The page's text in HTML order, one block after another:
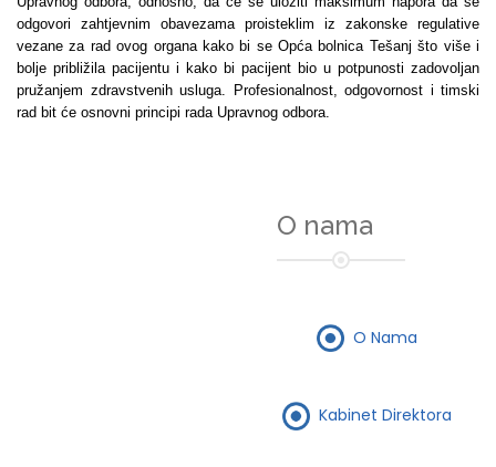
odgovori zahtjevnim obavezama proisteklim iz zakonske regulative
vezane za rad ovog organa kako bi se Opća bolnica Tešanj što više i
bolje približila pacijentu i kako bi pacijent bio u potpunosti zadovoljan
pružanjem zdravstvenih usluga. Profesionalnost, odgovornost i timski
rad bit će osnovni principi rada Upravnog odbora.
O nama
O Nama
Kabinet Direktora